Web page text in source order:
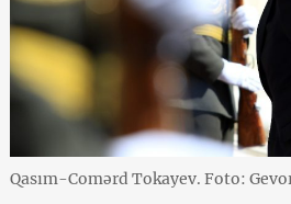
Qasım-Comərd Tokayev. Foto: